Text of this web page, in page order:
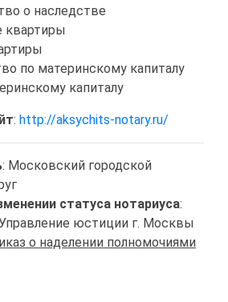
о наследстве
квартиры
по материнскому капиталу
капиталу
: http://aksychits-notary.ru/
: Московский городской
статуса нотариуса:
юстиции г. Москвы
о наделении полномочиями